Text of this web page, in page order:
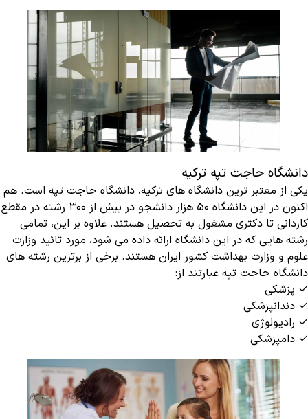
دانشگاه حاجت تپه ترکیه
یکی از معتبر ترین دانشگاه های ترکیه، دانشگاه حاجت تپه است. هم
اکنون در این دانشگاه ۵۰ هزار دانشجو در بیش از ۳۰۰ رشته در مقطع
کاردانی تا دکتری مشغول به تحصیل هستند. علاوه بر این، تمامی
رشته هایی که در این دانشگاه ارائه داده می شود، مورد تائید وزارت
علوم و وزارت بهداشت کشور ایران هستند. برخی از برترین رشته های
دانشگاه حاجت تپه عبارتند از:
✓ پزشکی
✓ دندانپزشکی
✓ رادیولوژی
✓ دامپزشکی